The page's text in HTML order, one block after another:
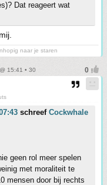
Dat reageert wat
naar je staren
15:41 • 30
schreef Cockwhale
geen rol meer spelen
met moraliteit te
mensen door bij rechts